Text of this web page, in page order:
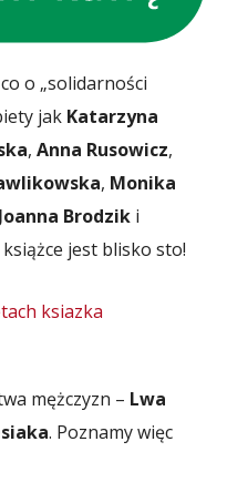
o „solidarności
jak Katarzyna
, Anna Rusowicz,
, Monika
Joanna Brodzik i
jest blisko sto!
mężczyzn – Lwa
. Poznamy więc